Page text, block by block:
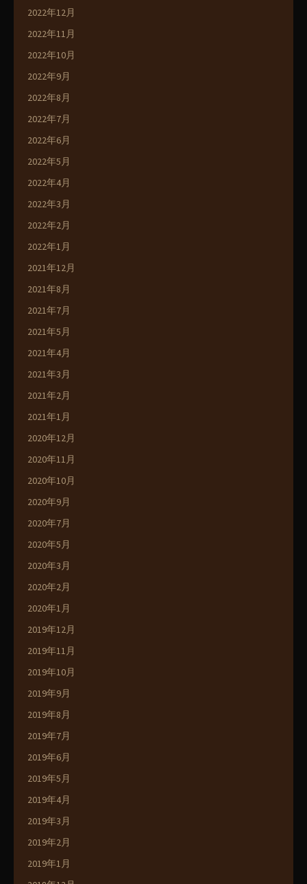
2022年12月
2022年11月
2022年10月
2022年9月
2022年8月
2022年7月
2022年6月
2022年5月
2022年4月
2022年3月
2022年2月
2022年1月
2021年12月
2021年8月
2021年7月
2021年5月
2021年4月
2021年3月
2021年2月
2021年1月
2020年12月
2020年11月
2020年10月
2020年9月
2020年7月
2020年5月
2020年3月
2020年2月
2020年1月
2019年12月
2019年11月
2019年10月
2019年9月
2019年8月
2019年7月
2019年6月
2019年5月
2019年4月
2019年3月
2019年2月
2019年1月